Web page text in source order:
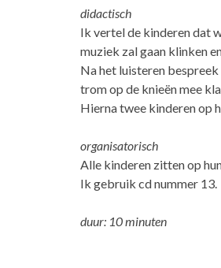
didactisch
Ik vertel de kinderen dat
muziek zal gaan klinken
Na het luisteren
trom op de knieën mee
Hierna twee kinderen op
organisatorisch
Alle kinderen zitten op
Ik gebruik cd nummer 13.
duur: 10 minuten